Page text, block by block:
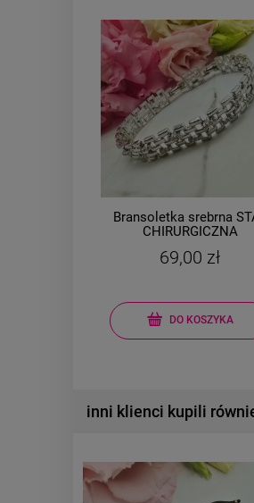
Bransoletka srebrna
CHIRURGICZNA
cyrkonie
69,00 zł
DO KOSZYKA
inni klienci kupili